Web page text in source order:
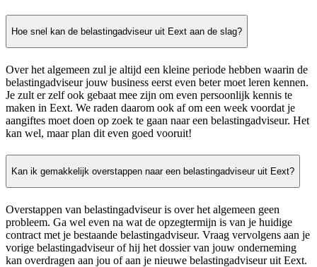
Hoe snel kan de belastingadviseur uit Eext aan de slag?
Over het algemeen zul je altijd een kleine periode hebben waarin de
belastingadviseur jouw business eerst even beter moet leren kennen.
Je zult er zelf ook gebaat mee zijn om even persoonlijk kennis te
maken in Eext. We raden daarom ook af om een week voordat je
aangiftes moet doen op zoek te gaan naar een belastingadviseur. Het
kan wel, maar plan dit even goed vooruit!
Kan ik gemakkelijk overstappen naar een belastingadviseur uit Eext?
Overstappen van belastingadviseur is over het algemeen geen
probleem. Ga wel even na wat de opzegtermijn is van je huidige
contract met je bestaande belastingadviseur. Vraag vervolgens aan je
vorige belastingadviseur of hij het dossier van jouw onderneming
kan overdragen aan jou of aan je nieuwe belastingadviseur uit Eext.